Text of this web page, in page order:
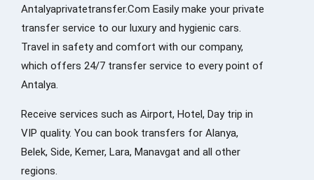
Antalyaprivatetransfer.Com Easily make your private
transfer service to our luxury and hygienic cars.
Travel in safety and comfort with our company,
which offers 24/7 transfer service to every point of
Antalya.
Receive services such as Airport, Hotel, Day trip in
VIP quality. You can book transfers for Alanya,
Belek, Side, Kemer, Lara, Manavgat and all other
regions.